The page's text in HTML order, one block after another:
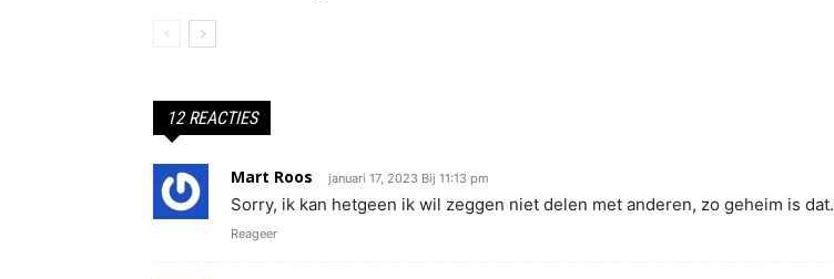
12 REACTIES
Mart Roos januari 17, 2023 Bij 11:13 pm
Sorry, ik kan hetgeen ik wil zeggen niet delen met anderen, zo geheim is dat.
Reageer